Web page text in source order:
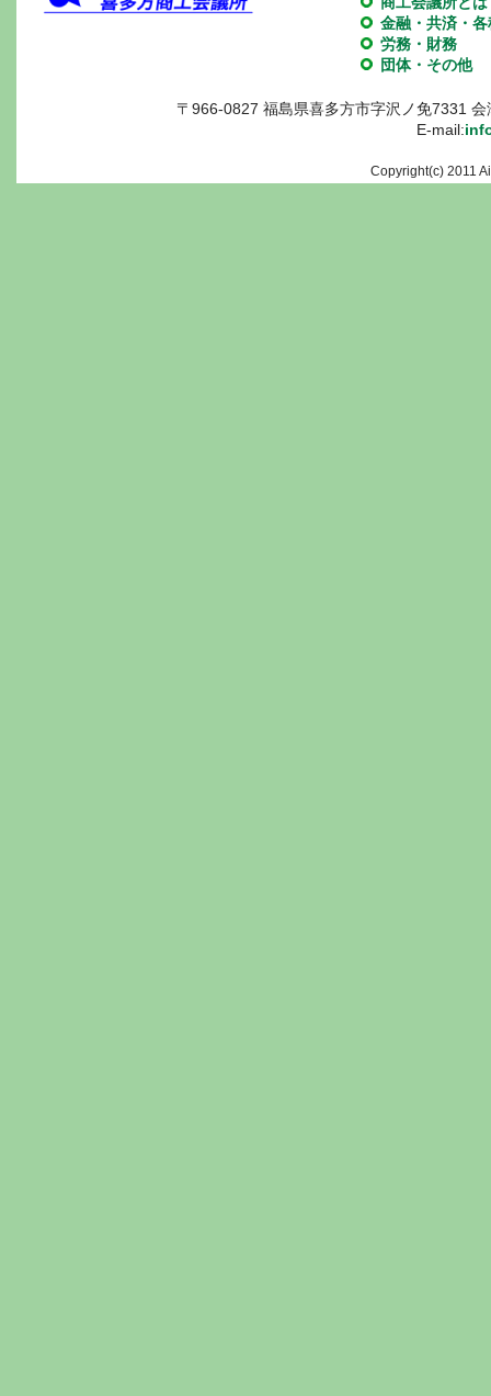
金融・共済・
労務・財務
団体・その他
〒966-0827 福島県喜多方市字沢ノ免7331
E-mail:
Copyright(c) 2011